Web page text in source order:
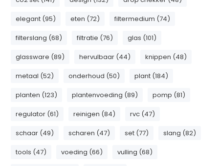
elegant (95) eten (72) filtermedium (74)
filterslang (68) filtratie (76) glas (101)
glassware (89) hervulbaar (44) knippen (48)
metaal (52) onderhoud (50) plant (184)
planten (123) plantenvoeding (89) pomp (81)
regulator (61) reinigen (84) rvc (47)
schaar (49) scharen (47) set (77) slang (82)
tools (47) voeding (66) vulling (68)